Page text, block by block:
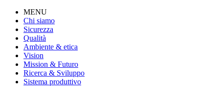
MENU
Chi siamo
Sicurezza
Qualità
Ambiente & etica
Vision
Mission & Futuro
Ricerca & Sviluppo
Sistema produttivo